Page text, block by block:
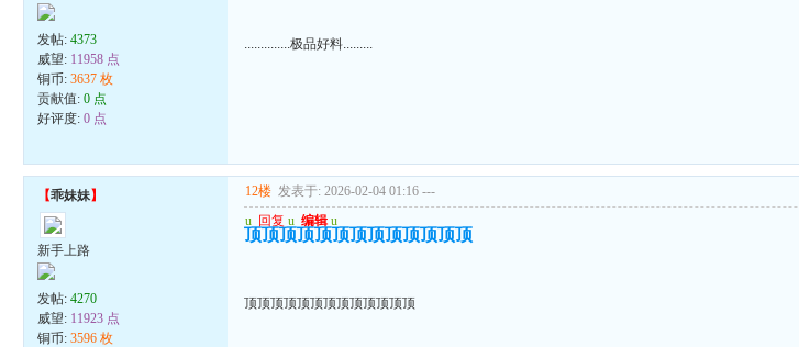
发帖:4373
威望: 11958 点
铜币:3637 枚
贡献值:0 点
好评度:0 点
..............极品好料.........
【乖妹妹】
新手上路
发帖:4270
威望: 11923 点
铜币:3596 枚
12楼 发表于: 2026-02-04 01:16 ---
u 回复 u 编辑 u
顶顶顶顶顶顶顶顶顶顶顶顶顶
顶顶顶顶顶顶顶顶顶顶顶顶顶